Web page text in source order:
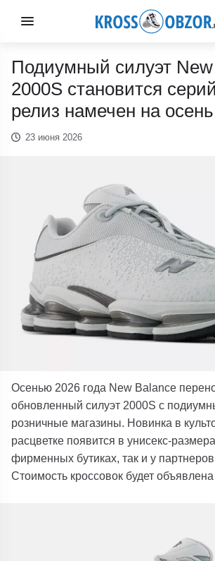
Подиумный силуэт
2000S становится
релиз намечен на осень
23 июня 2026
Осенью 2026 года New Balance
обновленный силуэт 2000S с
розничные магазины. Новинка в
расцветке появится в унисекс-
фирменных бутиках, так и у
Стоимость кроссовок будет